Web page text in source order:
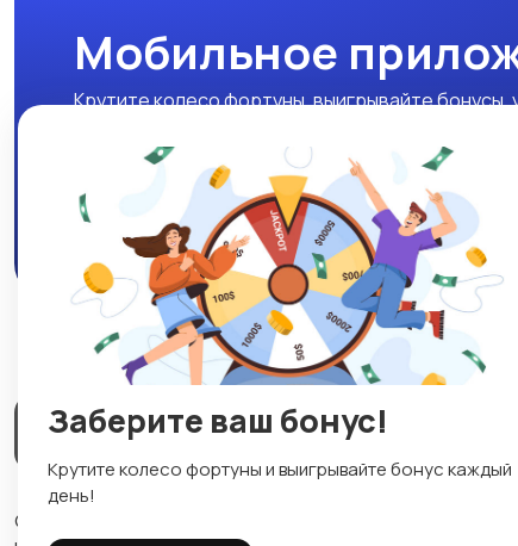
Мобильное
Крутите колесо фортуны, выигрывайте
Скачать APK
Магазины Блог О нас Служба поддержки
© 2026 Lavizon
Заберите ваш бонус!
Крутите колесо фортуны и выигрывайте бонус каждый
день!